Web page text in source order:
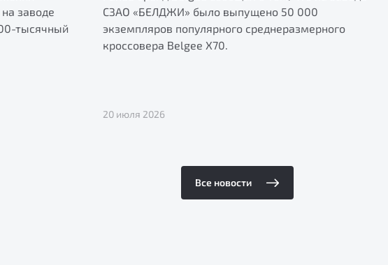
заводе
тысячный
СЗАО «БЕЛДЖИ» было выпущено 50 000
экземпляров популярного среднеразмерного
кроссовера Belgee X70.
20 июля 2026
Все новости